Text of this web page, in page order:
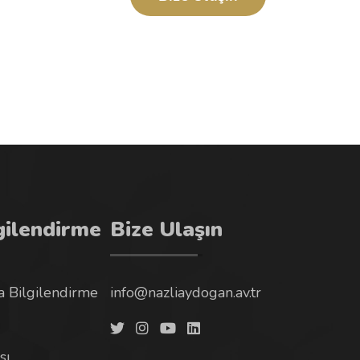
Bilgilendirme
Bize Ulaşın
info@nazliaydogan.av.tr